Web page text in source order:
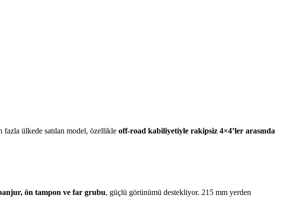
fazla ülkede satılan model, özellikle off-road kabiliyetiyle rakipsiz 4×4’ler arasında
ön tampon ve far grubu, güçlü görünümü destekliyor. 215 mm yerden